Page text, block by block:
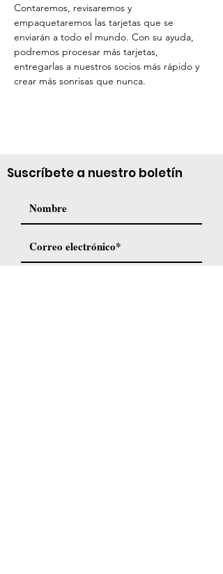
Contaremos, revisaremos y
empaquetaremos las tarjetas que se
enviarán a todo el mundo. Con su ayuda,
podremos procesar más tarjetas,
entregarlas a nuestros socios más rápido y
crear más sonrisas que nunca.
Suscríbete a nuestro boletín